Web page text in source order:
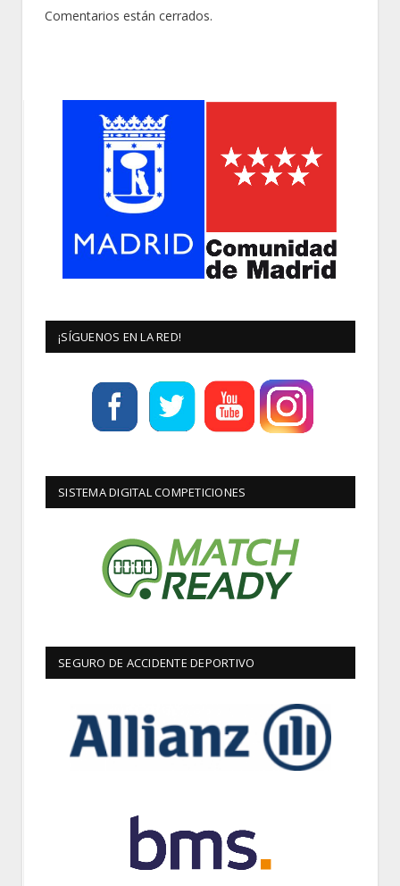
Comentarios están cerrados.
¡SÍGUENOS EN LA RED!
SISTEMA DIGITAL COMPETICIONES
SEGURO DE ACCIDENTE DEPORTIVO